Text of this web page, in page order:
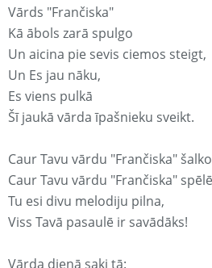
Vārds "Frančiska"
Kā ābols zarā spulgo
Un aicina pie sevis ciemos steigt,
Un Es jau nāku,
Es viens pulkā
Šī jaukā vārda īpašnieku sveikt.
Caur Tavu vārdu "Frančiska"
Caur Tavu vārdu "Frančiska"
Tu esi divu melodiju pilna,
Viss Tavā pasaulē ir savādāks!
Vārda dienā saki tā: